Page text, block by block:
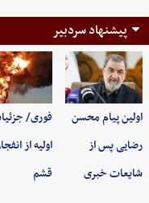
پیشنهاد سردبیر
اولین پیام محسن
رضایی پس از
شایعات خبری
فوری/
اولیه از
قشم